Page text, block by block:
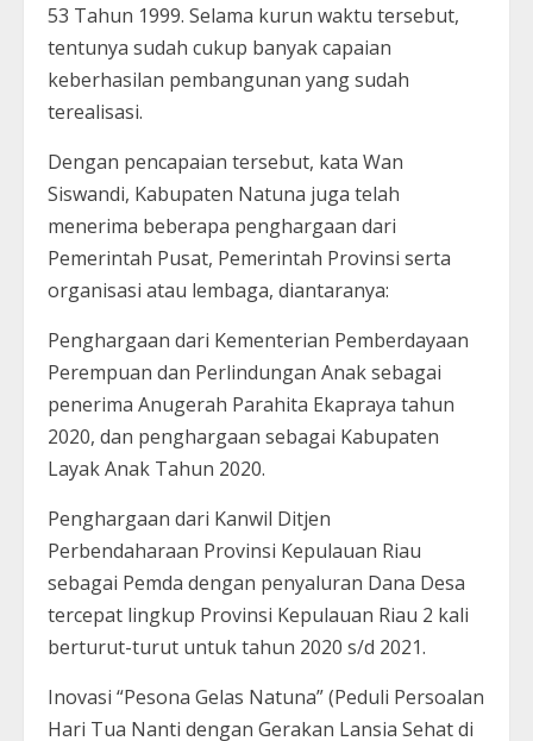
53 Tahun 1999. Selama kurun waktu tersebut,
tentunya sudah cukup banyak capaian
keberhasilan pembangunan yang sudah
terealisasi.
Dengan pencapaian tersebut, kata Wan
Siswandi, Kabupaten Natuna juga telah
menerima beberapa penghargaan dari
Pemerintah Pusat, Pemerintah Provinsi serta
organisasi atau lembaga, diantaranya:
Penghargaan dari Kementerian Pemberdayaan
Perempuan dan Perlindungan Anak sebagai
penerima Anugerah Parahita Ekapraya tahun
2020, dan penghargaan sebagai Kabupaten
Layak Anak Tahun 2020.
Penghargaan dari Kanwil Ditjen
Perbendaharaan Provinsi Kepulauan Riau
sebagai Pemda dengan penyaluran Dana Desa
tercepat lingkup Provinsi Kepulauan Riau 2 kali
berturut-turut untuk tahun 2020 s/d 2021.
Inovasi “Pesona Gelas Natuna” (Peduli Persoalan
Hari Tua Nanti dengan Gerakan Lansia Sehat di